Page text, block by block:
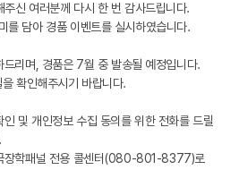
신 여러분께 다시 한 번 감사드립니다.
를 담아 경품 이벤트를 실시하였습니다.
리며, 경품은 7월 중 발송될 예정입니다.
확인해주시기 바랍니다.
및 개인정보 수집 동의를 위한 전화를 드릴
장학패널 전용 콜센터(080-801-8377)로